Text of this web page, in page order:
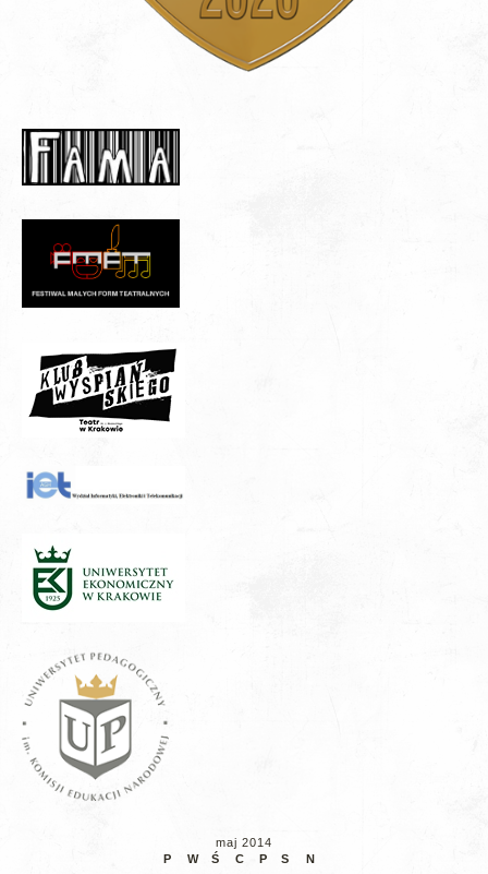
maj 2014
P
W Ś C P S
N